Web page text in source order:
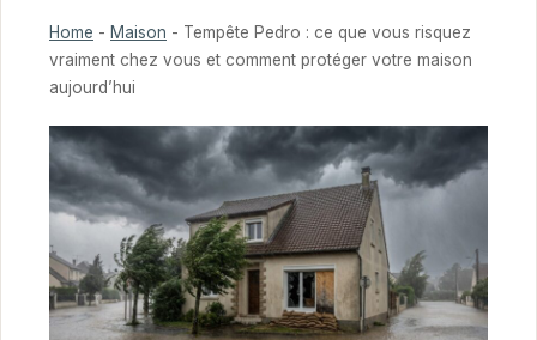
Home - Maison - Tempête Pedro : ce que vous risquez
vraiment chez vous et comment protéger votre maison
aujourd’hui